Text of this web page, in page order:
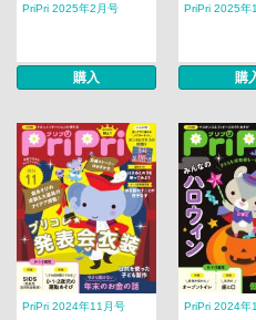
PriPri 2025年2月号
購入
PriPri 2025年
購
PriPri 2024年11月号 PriPri 2024年